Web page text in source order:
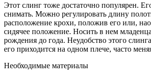
Этот слинг тоже достаточно популярен.
снимать. Можно регулировать длину
расположение крохи, положив его или,
сидячее положение. Носить в нем
рождения до года. Неудобство этого
его приходится на одном плече, часто
Необходимые материалы